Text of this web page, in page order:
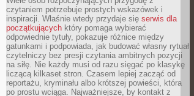
czytaniem potrzebuje prostych wskazówek i
inspiracji. Właśnie wtedy przydaje się serwis dla
początkujących który pomaga wybierać
odpowiednie tytuły, pokazuje różnice między
gatunkami i podpowiada, jak budować własny rytuał
czytelniczy bez presji czytania ambitnych pozycji
na siłę. Nie każdy musi od razu sięgać po klasykę
liczącą kilkaset stron. Czasem lepiej zacząć od
reportażu, kryminału albo krótszej powieści, która
po prostu wciąga. Najważniejsze, by kontakt z